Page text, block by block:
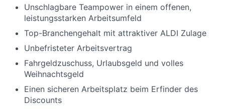
Unschlagbare Teampower in einem offenen,
leistungsstarken Arbeitsumfeld
Top-Branchengehalt mit attraktiver ALDI Zulage
Unbefristeter Arbeitsvertrag
Fahrgeldzuschuss, Urlaubsgeld und volles
Weihnachtsgeld
Einen sicheren Arbeitsplatz beim Erfinder des
Discounts